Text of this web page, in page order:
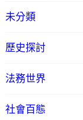
未分類
歷史探討
法務世界
社會百態